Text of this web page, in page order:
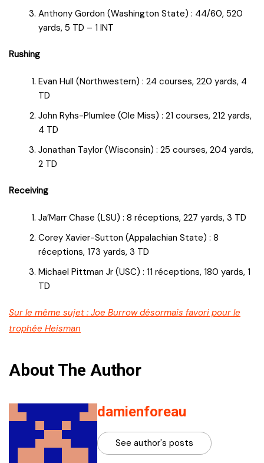
Anthony Gordon (Washington State) : 44/60, 520
yards, 5 TD – 1 INT
Rushing
Evan Hull (Northwestern) : 24 courses, 220 yards, 4
TD
John Ryhs-Plumlee (Ole Miss) : 21 courses, 212 yards,
4 TD
Jonathan Taylor (Wisconsin) : 25 courses, 204 yards,
2 TD
Receiving
Ja’Marr Chase (LSU) : 8 réceptions, 227 yards, 3 TD
Corey Xavier-Sutton (Appalachian State) : 8
réceptions, 173 yards, 3 TD
Michael Pittman Jr (USC) : 11 réceptions, 180 yards, 1
TD
Sur le même sujet : Joe Burrow désormais favori pour le
trophée Heisman
About The Author
damienforeau
See author's posts